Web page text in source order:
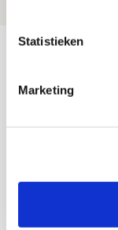
Statistieken
Marketing
Bekijk meer
23
11